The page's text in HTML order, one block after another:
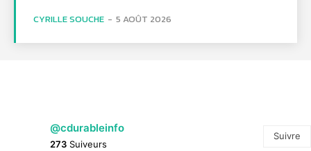
CYRILLE SOUCHE - 5 AOÛT 2026
@cdurableinfo
273 Suiveurs
Suivre